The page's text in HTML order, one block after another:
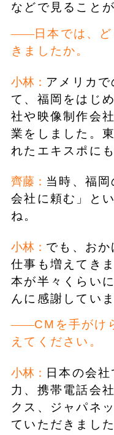
などで見ること
日本では、
きましたか。
小林： アメリカ
て、福岡をはじ
社や映像制作会
業をしました。
れたエキスポに
齊藤： 当時、福
会社に頼む」と
ね。
小林： でも、お
仕事も増えてき
本が半々くらい
んに感謝していま
CMを手がけ
えてください。
小林： 日本の会
力、携帯電話会
クス、ジャパネ
ていただきました